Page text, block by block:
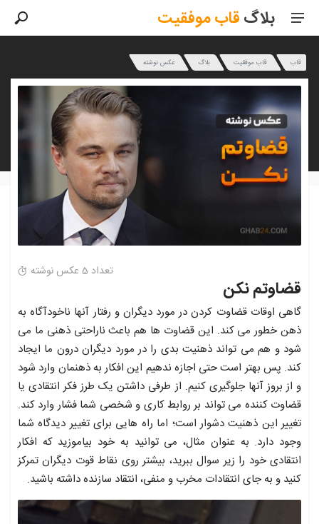
بلاگقابموفقیت
قاب قاب موفقیت بلاگ عکس نوشته
تعداد 5 عکس نوشته
قضاوتم نکن
گاهی اوقات قضاوت کردن در مورد دیگران و رفتار آنها ناخودآگاه به
ذهن خطور می کند. این قضاوت ها هم باعث ناراحتی ذهنی ما می
شود و هم می تواند ذهنیت بدی را در مورد دیگران درون ما ایجاد
کند. پس بهتر است حتی اجازه ندهیم این افکار به ذهنمان وارد شود
و از بروز آنها جلوگیری کنیم. از طرفی داشتن یک طرز فکر انتقادی یا
قضاوت کننده می تواند بر روابط کاری و شخصی شما فشار وارد کند.
تغییر این ذهنیت دشوار است؛ اما راه هایی برای تغییر دیدگاه شما
وجود دارد. به عنوان مثال، می توانید به خود بیاموزید که افکار
انتقادی خود را زیر سوال ببرید، بیشتر روی نقاط قوت دیگران تمرکز
کنید و به جای انتقادات مخرب و منفی، انتقاد سازنده داشته باشید.